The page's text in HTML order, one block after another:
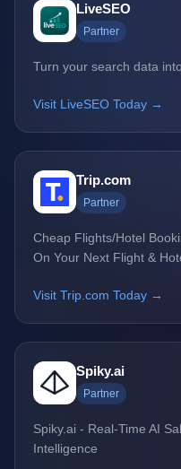
LiveSEO
Partner
Turn your search data
Visit LiveSEO Today →
Trip.com
Partner
Cheap Flights/Hotel
On Your Next Flight &
Visit Trip.com Today →
Spiky.ai
Partner
Spiky.ai - Real-Time AI
Intelligence